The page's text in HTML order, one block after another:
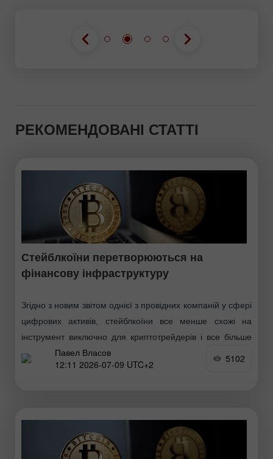
РЕКОМЕНДОВАНІ СТАТТІ
Стейблкоїни перетворюються на
фінансову інфраструктуру
Згідно з новим звітом однієї з провідних компаній у сфері
цифрових активів, стейблкоїни все менше схожі на
інструмент виключно для криптотрейдерів і все більше
стають повноцінним розрахунковим шаром для
традиційних
Павел Власов
12:11 2026-07-09 UTC+2
5102